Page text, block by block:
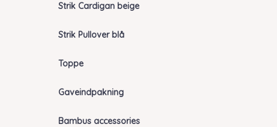
Strik Cardigan beige
Strik Pullover blå
Toppe
Gaveindpakning
Bambus accessories